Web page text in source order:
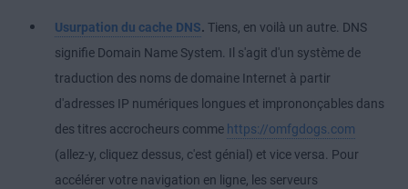
Usurpation du cache DNS. Tiens, en voilà un autre. DNS
signifie Domain Name System. Il s'agit d'un système de
traduction des noms de domaine Internet à partir
d'adresses IP numériques longues et imprononçables dans
des titres accrocheurs comme https://omfgdogs.com
(allez-y, cliquez dessus, c'est génial) et vice versa. Pour
accélérer votre navigation en ligne, les serveurs